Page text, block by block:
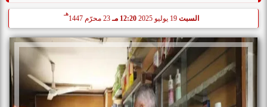
السبت 19 يوليو 2025 12:20 مـ 23 محرّم 1447
هـ